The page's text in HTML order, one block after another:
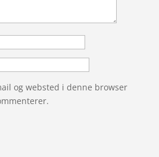
og websted i denne browser